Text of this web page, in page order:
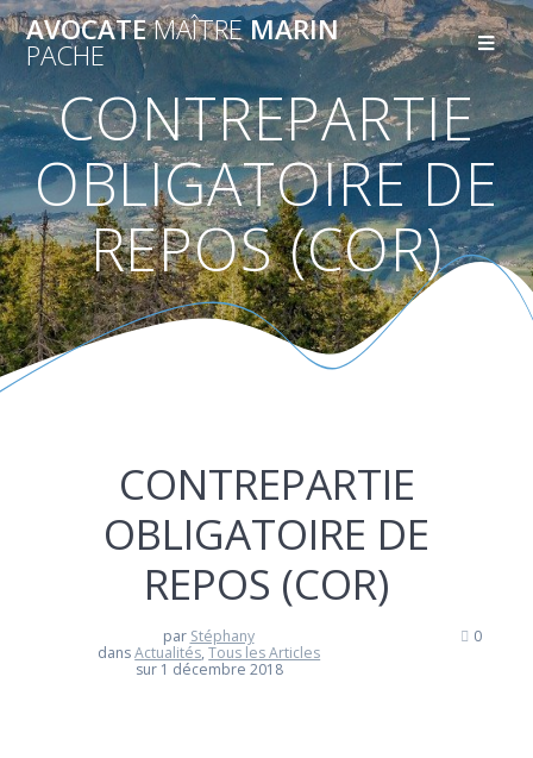
AVOCATEMAÎTREMARIN
PACHE
CONTREPARTIE
OBLIGATOIRE DE
REPOS (COR)
CONTREPARTIE
OBLIGATOIRE DE
REPOS (COR)
par Stéphany
dansActualités,Tous les Articles
sur 1 décembre 2018
0